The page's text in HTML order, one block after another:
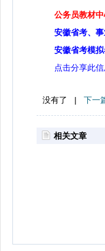
公务员教材
安徽省考、
安徽省考模
点击分享此信
没有了 | 下一
相关文章